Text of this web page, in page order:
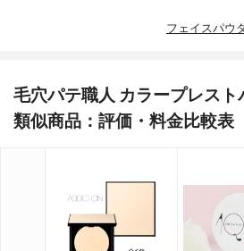
フェイスパウ
毛穴パテ職人 カラープレス
類似商品：評価・料金比較表